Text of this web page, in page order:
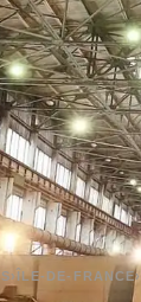
› ÎLE-DE-FRANCE›